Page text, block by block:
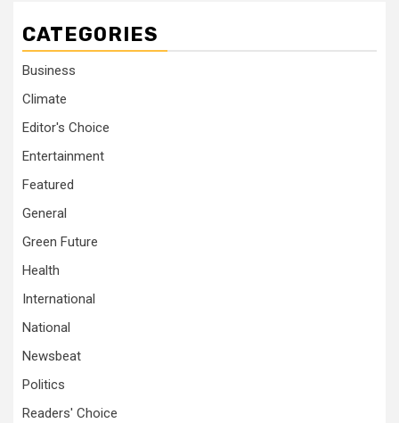
CATEGORIES
Business
Climate
Editor's Choice
Entertainment
Featured
General
Green Future
Health
International
National
Newsbeat
Politics
Readers' Choice